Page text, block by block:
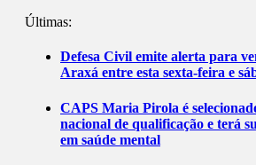
Últimas:
Defesa Civil emite alerta para
Araxá entre esta sexta-feira e
CAPS Maria Pirola é
nacional de qualificação e terá
em saúde mental